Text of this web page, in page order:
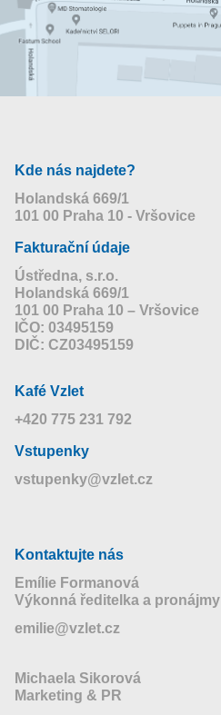
Kde nás najdete?
Holandská 669/1
101 00 Praha 10 - Vršovice
Fakturační údaje
Ústředna, s.r.o.
Holandská 669/1
101 00 Praha 10 – Vršovice
IČO: 03495159
DIČ: CZ03495159
Kafé Vzlet
+420 775 231 792
Vstupenky
vstupenky@vzlet.cz
Kontaktujte nás
Emílie Formanová
Výkonná ředitelka a pronájmy
emilie@vzlet.cz
Michaela Sikorová
Marketing & PR